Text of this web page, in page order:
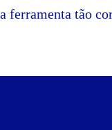
ferramenta tão